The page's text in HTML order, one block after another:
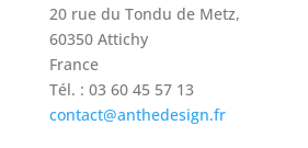
20 rue du Tondu de Metz,
60350 Attichy
France
Tél. : 03 60 45 57 13
contact@anthedesign.fr